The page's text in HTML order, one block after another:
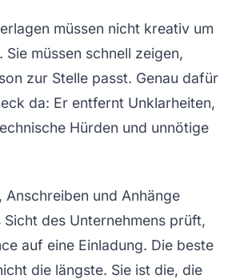
müssen nicht kreativ um
Sie müssen schnell zeigen,
zur Stelle passt. Genau dafür
da: Er entfernt Unklarheiten,
Hürden und unnötige
Anschreiben und Anhänge
des Unternehmens prüft,
auf eine Einladung. Die beste
die längste. Sie ist die, die